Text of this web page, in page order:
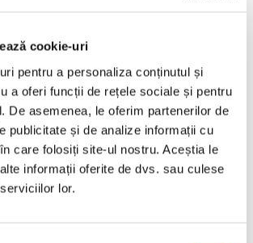
cookie-uri
pentru a personaliza conținutul și
a oferi funcții de rețele sociale și pentru
De asemenea, le oferim partenerilor de
publicitate și de analize informații cu
care folosiți site-ul nostru. Aceștia le
informații oferite de dvs. sau culese
lor.
Soleil de l’Est, în galeriile
ale Academiei Române